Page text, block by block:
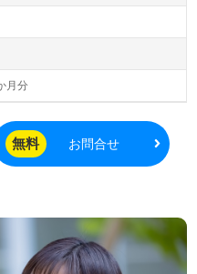
スピスでの経験がなくて
姿勢が重視される環境で
ます。大学病院や急性期
。仕事を通してやりがい
いと考える方にとって、
なることでしょう。
護師の求人もご紹介して
ただき、サポートを受け
さい。私たちが提供する
非公開求人も取り扱って
月分
無料 お問合せ